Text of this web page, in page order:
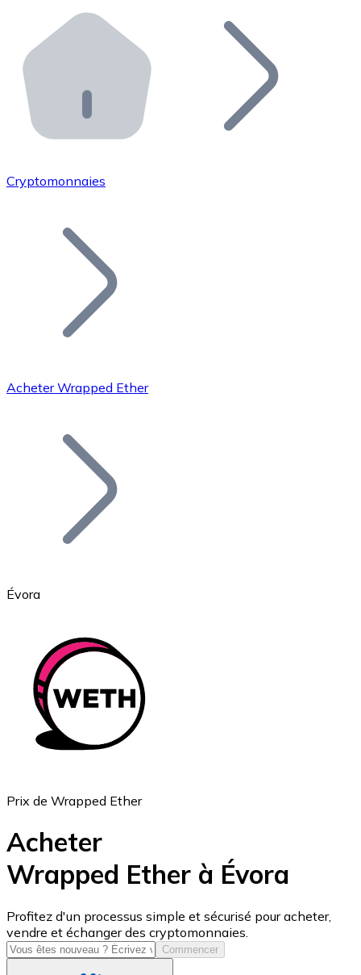
Distributeurs automatiques Bitnovo
Intégrez un ATM Bitnovo dans votre entreprise et
API Bitnovo
Intégrez notre API dans votre écosystème.
Rejoignez notre réseau de distributeurs et
Ajoutez le token de votre projet à notre service
Bitcoin
Ethereum
ETH
USD Coin
USDC
Cryptomonnaies
Acheter Wrapped Ether
Évora
Prix de Wrapped Ether
Acheter
Wrapped Ether à Évora
Profitez d'un processus simple et sécurisé pour acheter,
vendre et échanger des cryptomonnaies.
Commencer